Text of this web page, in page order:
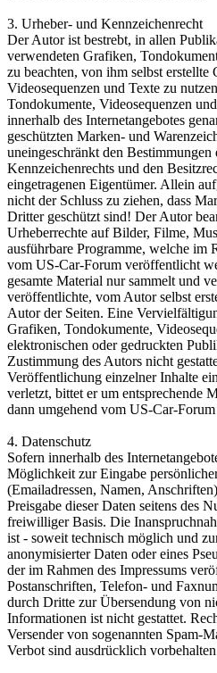
3. Urheber- und Kennzeichenrecht
Der Autor ist bestrebt, in allen
verwendeten Grafiken,
zu beachten, von ihm selbst
Videosequenzen und Texte zu
Tondokumente, Videosequenzen
innerhalb des Internetangebotes
geschützten Marken- und
uneingeschränkt den
Kennzeichenrechts und den
eingetragenen Eigentümer. Allein
nicht der Schluss zu ziehen, dass
Dritter geschützt sind! Der Autor
Urheberrechte auf Bilder, Filme,
ausführbare Programme, welche im
vom US-Car-Forum veröffentlicht
gesamte Material nur sammelt und
veröffentlichte, vom Autor selbst
Autor der Seiten. Eine
Grafiken, Tondokumente,
elektronischen oder gedruckten
Zustimmung des Autors nicht
Veröffentlichung einzelner Inhalte
verletzt, bittet er um entsprechende
dann umgehend vom US-Car-
4. Datenschutz
Sofern innerhalb des
Möglichkeit zur Eingabe
(Emailadressen, Namen,
Preisgabe dieser Daten seitens des
freiwilliger Basis. Die
ist - soweit technisch möglich und
anonymisierter Daten oder eines
der im Rahmen des Impressums
Postanschriften, Telefon- und
durch Dritte zur Übersendung von
Informationen ist nicht gestattet.
Versender von sogenannten Spam-
Verbot sind ausdrücklich